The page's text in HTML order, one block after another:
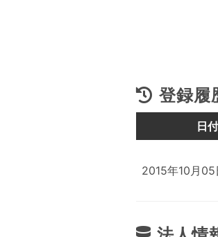
登録履
日付
2015年10月05